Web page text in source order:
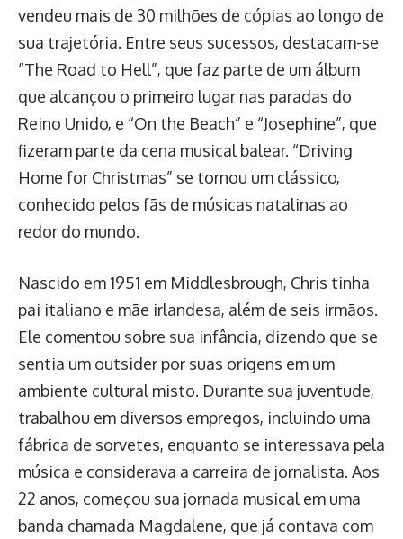
vendeu mais de 30 milhões de cópias ao longo de
sua trajetória. Entre seus sucessos, destacam-se
“The Road to Hell”, que faz parte de um álbum
que alcançou o primeiro lugar nas paradas do
Reino Unido, e “On the Beach” e “Josephine”, que
fizeram parte da cena musical balear. “Driving
Home for Christmas” se tornou um clássico,
conhecido pelos fãs de músicas natalinas ao
redor do mundo.
Nascido em 1951 em Middlesbrough, Chris tinha
pai italiano e mãe irlandesa, além de seis irmãos.
Ele comentou sobre sua infância, dizendo que se
sentia um outsider por suas origens em um
ambiente cultural misto. Durante sua juventude,
trabalhou em diversos empregos, incluindo uma
fábrica de sorvetes, enquanto se interessava pela
música e considerava a carreira de jornalista. Aos
22 anos, começou sua jornada musical em uma
banda chamada Magdalene, que já contava com